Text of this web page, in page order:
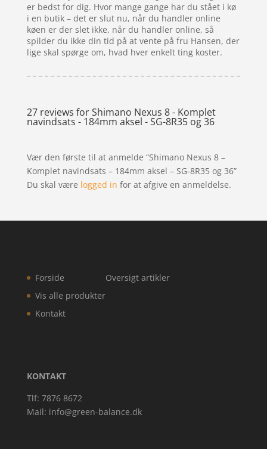
er bedst for dig. Hvor mange gange har du stået i kø
i en butik – det er slut nu, når du handler online
køen er der slet ikke, når du handler online, så
spilder du ikke din tid på at vente på fru Hansen, der
lige skal spørge om, hvad hver enkelt ting koster.
27 reviews forShimano Nexus 8 - Komplet
navindsats - 184mm aksel - SG-8R35 og 36
Vær den første til at anmelde “Shimano Nexus 8 –
Komplet navindsats – 184mm aksel – SG-8R35 og 36”
Du skal være logged in for at afgive en anmeldelse.
Forside
Vis alle produkter
Kontakt
Oversigt artikler
KONTAKT
Tlf: 7876 8672
Mail: info@green-balance.dk